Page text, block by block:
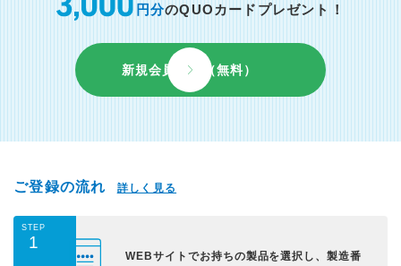
円分のQUOカードプレゼント！
新規会員登録（無料）
ご登録の流れ 詳しく見る
STEP
1
WEBサイトでお持ちの製品を選択し、製造番